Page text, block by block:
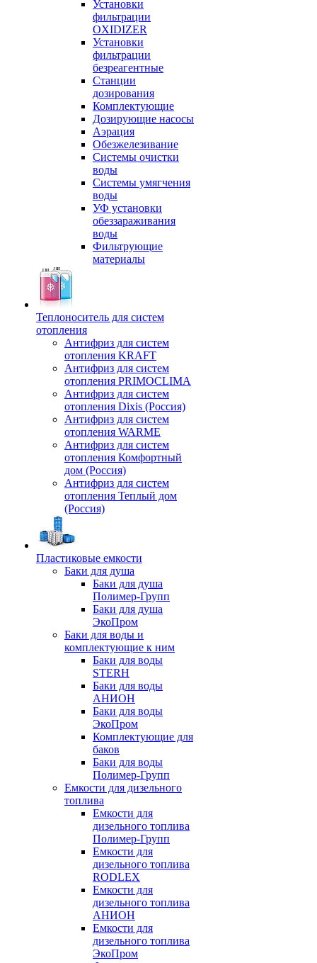
Установки
фильтрации
OXIDIZER
Установки
фильтрации
безреагентные
Станции
дозирования
Комплектующие
Дозирующие насосы
Аэрация
Обезжелезивание
Системы очистки
воды
Системы умягчения
воды
УФ установки
обеззараживания
воды
Фильтрующие
материалы
Теплоноситель для систем
отопления
Антифриз для систем
отопления KRAFT
Антифриз для систем
отопления PRIMOCLIMA
Антифриз для систем
отопления Dixis (Россия)
Антифриз для систем
отопления WARME
Антифриз для систем
отопления Комфортный
дом (Россия)
Антифриз для систем
отопления Теплый дом
(Россия)
Пластиковые емкости
Баки для душа
Баки для душа
Полимер-Групп
Баки для душа
ЭкоПром
Баки для воды и
комплектующие к ним
Баки для воды
STERH
Баки для воды
АНИОН
Баки для воды
ЭкоПром
Комплектующие для
баков
Баки для воды
Полимер-Групп
Емкости для дизельного
топлива
Емкости для
дизельного топлива
Полимер-Групп
Емкости для
дизельного топлива
RODLEX
Емкости для
дизельного топлива
АНИОН
Емкости для
дизельного топлива
ЭкоПром